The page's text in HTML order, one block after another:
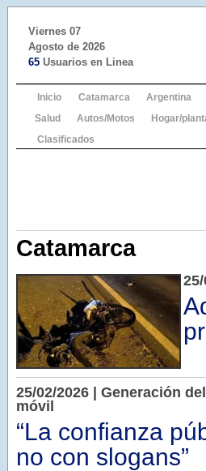
Viernes 07
Agosto de 2026
65 Usuarios en Linea
Inicio Catamarca Argentina
Salud
Autos/Motos Hogar/
Clasificados
Catamarca
25/02/2026 | Generación
móvil
“La confianza
no con slogans”